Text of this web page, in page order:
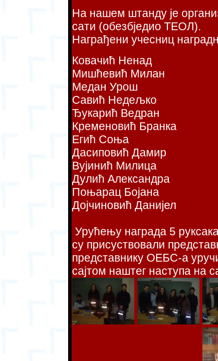
На нашем штанду је
сати (обезбједио ТЕОЛ).
Награђени учесниц
Ковачић Ненад
Мишћевић Милан
Медан Урош
Савић Недељко
Ђукарић Ведран
Кременовић Бранка
Егић Соња
Дасиповић Дамир
Вујинић Милица
Дулић Aлександра
Поњарац Бојана
Дојчиновић Данијел
Урућењу награда 5
су присуствовали
представнику ОЕБС-а
сајтом наштег наступа на